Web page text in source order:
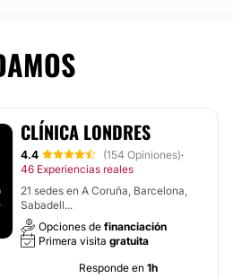
CLÍNICA LONDRES
4.4 (154 Opiniones)·
46 Experiencias reales
21 sedes en A Coruña, Barcelona,
Sabadell...
Opciones de financiación
Primera visita gratuita
Responde en 1h